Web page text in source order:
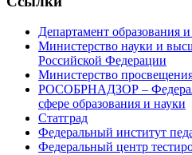
Департамент образования
Министерство науки и
Российской Федерации
Министерство
РОСОБРНАДЗОР –
сфере образования и науки
Статград
Федеральный институт
Федеральный центр